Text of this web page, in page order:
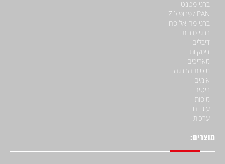
ברגי פטנט
PAN לפרופיל Z
ברגי פח אל פח
ברגי סיבית
דיבלים
דיסקיות
מאריכים
מוטות הברגה
אומים
ביטים
מופות
עוגנים
ערכות
מוצרים: